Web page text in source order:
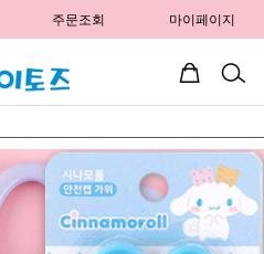
주문조회 마이페이지